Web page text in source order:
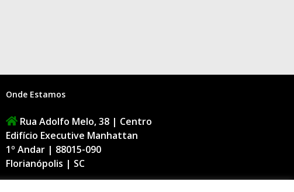
Onde Estamos
Rua Adolfo Melo, 38 | Centro
Edifício Executive Manhattan
1º Andar | 88015-090
Florianópolis | SC